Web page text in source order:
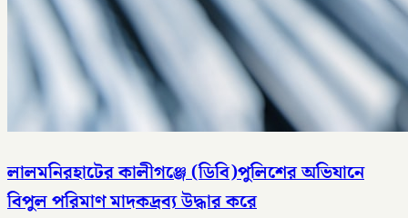
লালমনিরহাটের কালীগঞ্জে (ডিবি)পুলিশের অভিযানে
বিপুল পরিমাণ মাদকদ্রব্য উদ্ধার করে